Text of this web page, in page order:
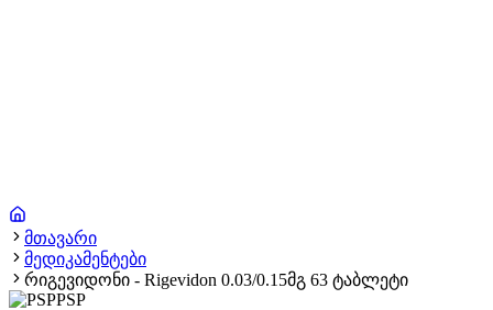
მთავარი
მედიკამენტები
რიგევიდონი - Rigevidon 0.03/0.15მგ 63 ტაბლეტი
PSP